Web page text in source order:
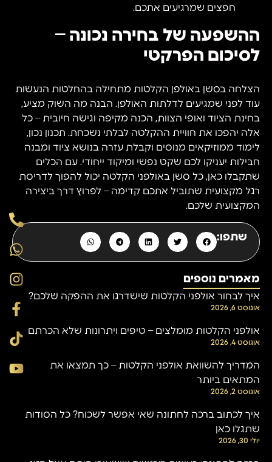
חפצים שמרגיעים אתכם.
ההשפעה של בחירה נכונה –
לסיכום הפרקטי
הצלחה בסשן באולפן הקלטות מתחילה בהחלטות הנעשות
עוד לפני שמגיעים לדלתות האולפן. הבנה מה השוק מציע,
בחינת הציוד ואופי הצוות, הכנה מקיפה וגישה חיובית – כל
אלה יהפכו את חוויית ההקלטה לבלתי נשכחת. תכנון נכון,
לימוד ממוזיקאים מנוסים וקבלת עזרה בנושא ציוד ומבנה
חבילות יעניקו לכם שקט נפשי ומיקוד ייחודי. עם הכלים
שתקבלו כאן, כל סשן באולפני הקלטה יכול להפוך לדריסת
רגל מקצועית שתוביל אתכם קדימה – לפרוץ דרך ביצירה
המקצועית שלכם.
שתפו:
מאמרים נוספים
איך לבחור אולפני הקלטות שישדרגו את ההפקה שלכם?
אוגוסט 6, 2026
אולפני הקלטות מומלצים – טיפים ויתרונות שלא הכרתם
אוגוסט 4, 2026
המדריך להשוואת אולפני הקלטות – כך תמצאו את
המתאים ביותר
אוגוסט 2, 2026
איך לכתוב ברכה לחתונה שאי אפשר לשכוח? כל הסודות
שתגלו כאן
יולי 30, 2026